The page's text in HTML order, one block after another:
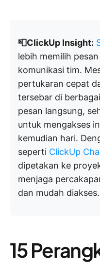
📮ClickUp Insight:
lebih memilih
komunikasi tim.
pertukaran cepat
tersebar di
pesan langsung,
untuk mengakses
kemudian hari.
seperti ClickUp
dipetakan ke
menjaga
dan mudah diakses.
15